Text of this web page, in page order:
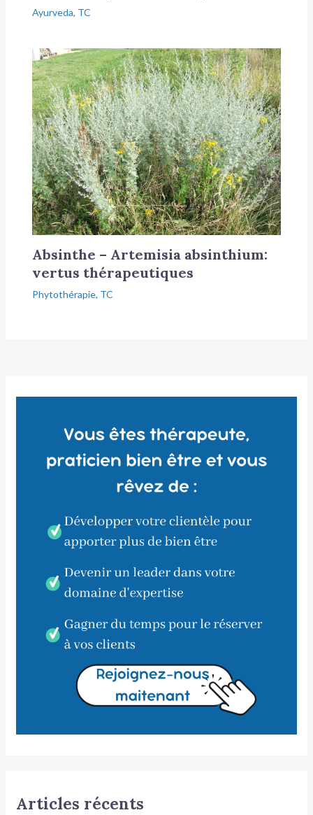
Ayurveda, TC
Absinthe – Artemisia absinthium:
vertus thérapeutiques
Phytothérapie, TC
Articles récents